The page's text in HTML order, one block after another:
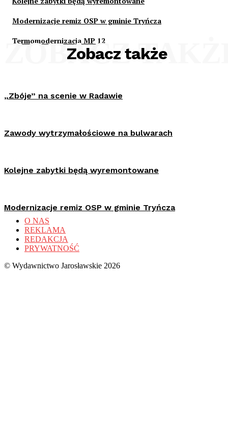
Modernizacje remiz OSP w gminie Tryńcza
Termomodernizacja MP 12
Zobacz także
ZOBACZ
„Zbóje” na scenie w Radawie
Zawody wytrzymałościowe na bulwarach
Kolejne zabytki będą wyremontowane
Modernizacje remiz OSP w gminie Tryńcza
O NAS
REKLAMA
REDAKCJA
PRYWATNOŚĆ
© Wydawnictwo Jarosławskie 2026